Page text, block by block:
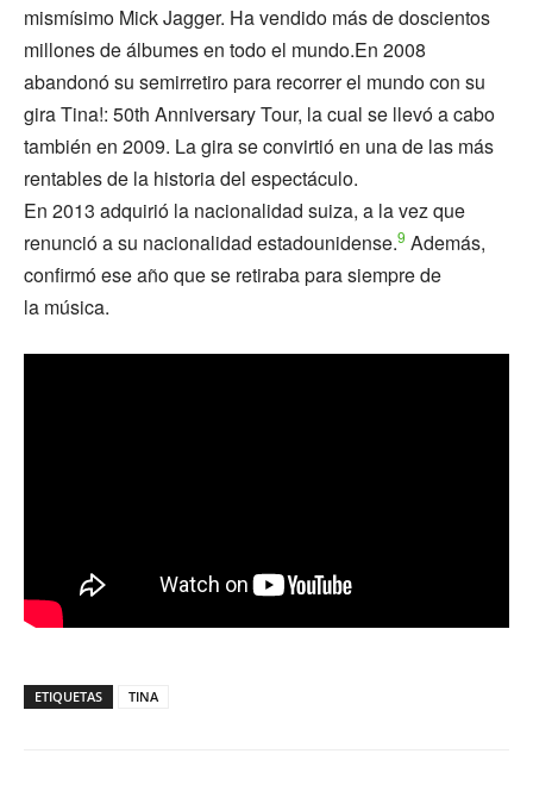
mismísimo Mick Jagger. ​ Ha vendido más de doscientos
millones de álbumes en todo el mundo.En 2008
abandonó su semirretiro para recorrer el mundo con su
gira Tina!: 50th Anniversary Tour, la cual se llevó a cabo
también en 2009. La gira se convirtió en una de las más
rentables de la historia del espectáculo.​
En 2013 adquirió la nacionalidad suiza, a la vez que
renunció a su nacionalidad estadounidense.9 ​ Además,
confirmó ese año que se retiraba para siempre de
la música.
ETIQUETAS TINA